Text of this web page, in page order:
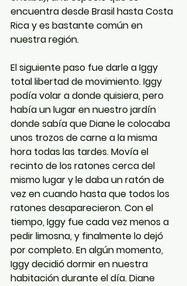
encuentra desde Brasil hasta Costa
Rica y es bastante común en
nuestra región.
El siguiente paso fue darle a Iggy
total libertad de movimiento. Iggy
podía volar a donde quisiera, pero
había un lugar en nuestro jardín
donde sabía que Diane le colocaba
unos trozos de carne a la misma
hora todas las tardes. Movía el
recinto de los ratones cerca del
mismo lugar y le daba un ratón de
vez en cuando hasta que todos los
ratones desaparecieron. Con el
tiempo, Iggy fue cada vez menos a
pedir limosna, y finalmente lo dejó
por completo. En algún momento,
Iggy decidió dormir en nuestra
habitación durante el día. Diane